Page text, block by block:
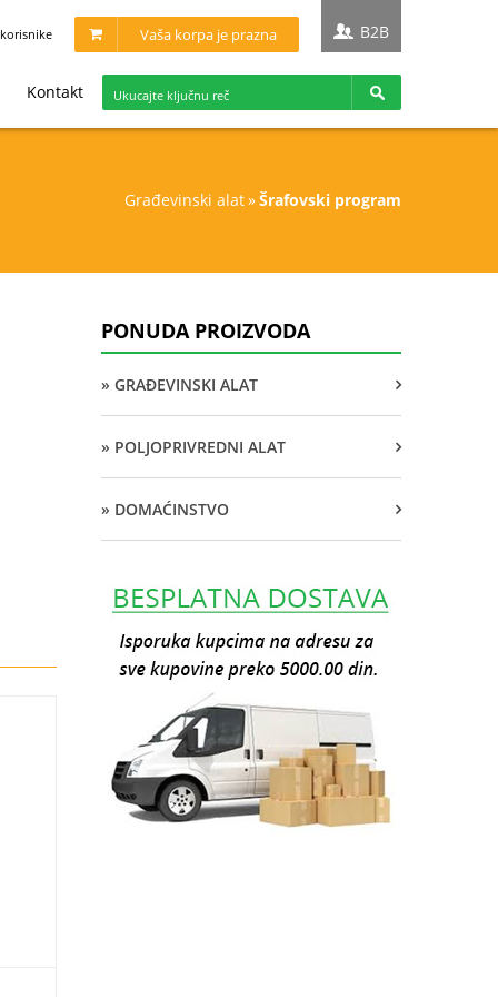
građevinski alat» šrafovski program
Vaša korpa je prazna B2B
Kontakt
PONUDA PROIZVODA
» GRAĐEVINSKI ALAT
» POLJOPRIVREDNI ALAT
» DOMAĆINSTVO